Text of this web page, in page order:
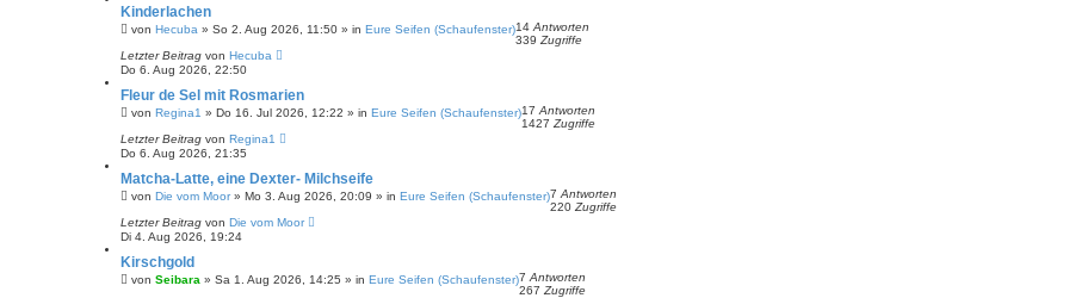
t
e
u
c
e
Kinderlachen
von Hecuba » So 2. Aug 2026, 11:50 » in Eure Seifen (Schaufenster)14 Antworten
339 Zugriffe
Letzter Beitrag von Hecuba
Do 6. Aug 2026, 22:50
Fleur de Sel mit Rosmarien
von Regina1 » Do 16. Jul 2026, 12:22 » in Eure Seifen (Schaufenster)17 Antworten
1427 Zugriffe
Letzter Beitrag von Regina1
Do 6. Aug 2026, 21:35
Matcha-Latte, eine Dexter- Milchseife
von Die vom Moor» Mo 3. Aug 2026, 20:09 » in Eure Seifen (Schaufenster)7 Antworten
220 Zugriffe
Letzter Beitrag von Die vom Moor
Di 4. Aug 2026, 19:24
Kirschgold
von Seibara » Sa 1. Aug 2026, 14:25 » in Eure Seifen (Schaufenster)7 Antworten
267 Zugriffe